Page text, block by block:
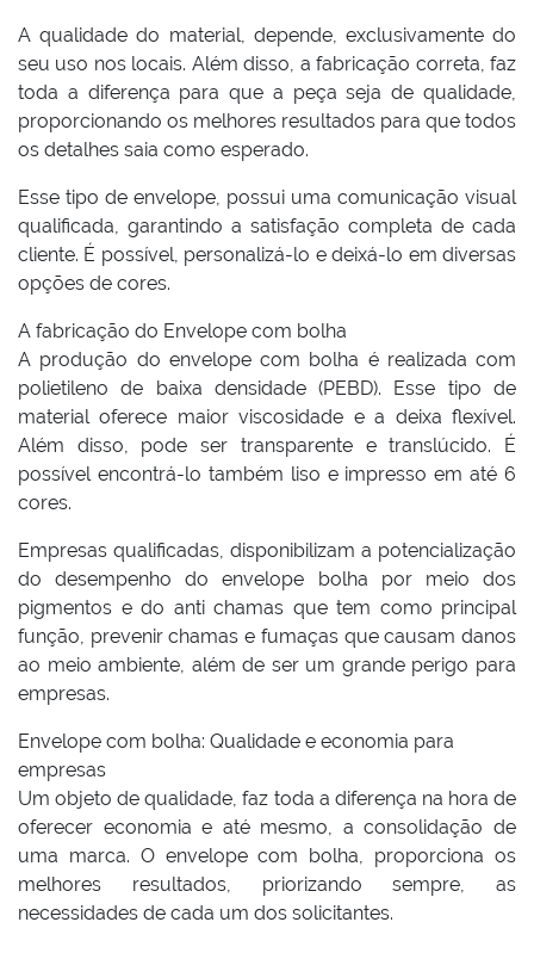
A qualidade do material, depende, exclusivamente do
seu uso nos locais. Além disso, a fabricação correta, faz
toda a diferença para que a peça seja de qualidade,
proporcionando os melhores resultados para que todos
os detalhes saia como esperado.
Esse tipo de envelope, possui uma comunicação visual
qualificada, garantindo a satisfação completa de cada
cliente. É possível, personalizá-lo e deixá-lo em diversas
opções de cores.
A fabricação do Envelope com bolha
A produção do envelope com bolha é realizada com
polietileno de baixa densidade (PEBD). Esse tipo de
material oferece maior viscosidade e a deixa flexível.
Além disso, pode ser transparente e translúcido. É
possível encontrá-lo também liso e impresso em até 6
cores.
Empresas qualificadas, disponibilizam a potencialização
do desempenho do envelope bolha por meio dos
pigmentos e do anti chamas que tem como principal
função, prevenir chamas e fumaças que causam danos
ao meio ambiente, além de ser um grande perigo para
empresas.
Envelope com bolha: Qualidade e economia para
empresas
Um objeto de qualidade, faz toda a diferença na hora de
oferecer economia e até mesmo, a consolidação de
uma marca. O envelope com bolha, proporciona os
melhores resultados, priorizando sempre, as
necessidades de cada um dos solicitantes.